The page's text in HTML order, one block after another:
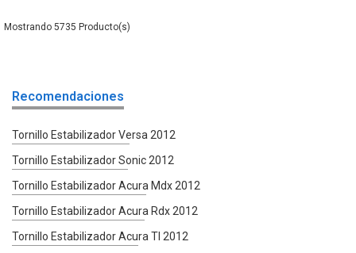
5735
Recomendaciones
Tornillo Estabilizador Versa 2012
Tornillo Estabilizador Sonic 2012
Tornillo Estabilizador Acura Mdx 2012
Tornillo Estabilizador Acura Rdx 2012
Tornillo Estabilizador Acura Tl 2012